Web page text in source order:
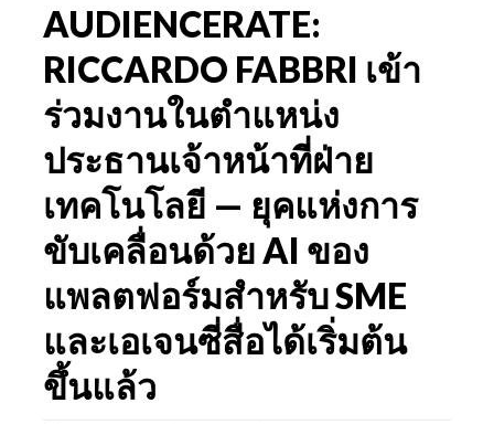
AUDIENCERATE:
RICCARDO FABBRI เข้า
ร่วมงานในตำแหน่ง
ประธานเจ้าหน้าที่ฝ่าย
เทคโนโลยี — ยุคแห่งการ
ขับเคลื่อนด้วย AI ของ
แพลตฟอร์มสำหรับ SME
และเอเจนซี่สื่อได้เริ่มต้น
ขึ้นแล้ว